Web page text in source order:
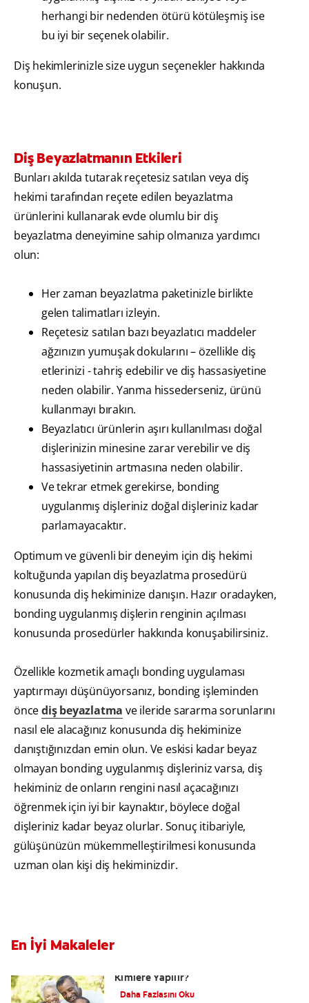
herhangi bir nedenden ötürü kötüleşmiş ise
bu iyi bir seçenek olabilir.
Diş hekimlerinizle size uygun seçenekler hakkında
konuşun.
Diş Beyazlatmanın Etkileri
Bunları akılda tutarak reçetesiz satılan veya diş
hekimi tarafından reçete edilen beyazlatma
ürünlerini kullanarak evde olumlu bir diş
beyazlatma deneyimine sahip olmanıza yardımcı
olun:
Her zaman beyazlatma paketinizle birlikte
gelen talimatları izleyin.
Reçetesiz satılan bazı beyazlatıcı maddeler
ağzınızın yumuşak dokularını – özellikle diş
etlerinizi - tahriş edebilir ve diş hassasiyetine
neden olabilir. Yanma hissederseniz, ürünü
kullanmayı bırakın.
Beyazlatıcı ürünlerin aşırı kullanılması doğal
dişlerinizin minesine zarar verebilir ve diş
hassasiyetinin artmasına neden olabilir.
Ve tekrar etmek gerekirse, bonding
uygulanmış dişleriniz doğal dişleriniz kadar
parlamayacaktır.
Optimum ve güvenli bir deneyim için diş hekimi
koltuğunda yapılan diş beyazlatma prosedürü
konusunda diş hekiminize danışın. Hazır oradayken,
bonding uygulanmış dişlerin renginin açılması
konusunda prosedürler hakkında konuşabilirsiniz.
Özellikle kozmetik amaçlı bonding uygulaması
yaptırmayı düşünüyorsanız, bonding işleminden
öncediş beyazlatma ve ileride sararma sorunlarını
nasıl ele alacağınız konusunda diş hekiminize
danıştığınızdan emin olun. Ve eskisi kadar beyaz
olmayan bonding uygulanmış dişleriniz varsa, diş
hekiminiz de onların rengini nasıl açacağınızı
öğrenmek için iyi bir kaynaktır, böylece doğal
dişleriniz kadar beyaz olurlar. Sonuç itibariyle,
gülüşünüzün mükemmelleştirilmesi konusunda
uzman olan kişi diş hekiminizdir.
En İyi Makaleler
Kimlere Yapılır?
Daha Fazlasını Oku